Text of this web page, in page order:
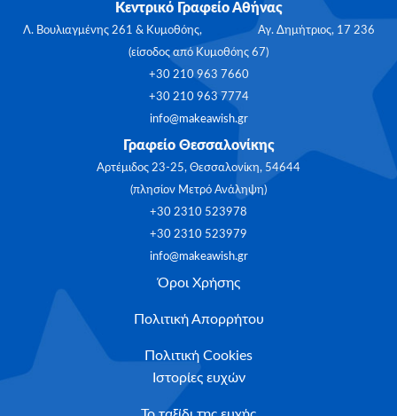
Κεντρικό Γραφείο Αθήνας
Λ. Βουλιαγμένης 261 & Κυμοθόης, Αγ. Δημήτριος, 17 236
(είσοδος από Κυμοθόης 67)
+30 210 963 7660
+30 210 963 7774
info@makeawish.gr
Γραφείο Θεσσαλονίκης
Αρτέμιδος 23-25, Θεσσαλονίκη, 54644
(πλησίον Μετρό Ανάληψη)
+30 2310 523978
+30 2310 523979
info@makeawish.gr
Όροι Χρήσης
Πολιτική Απορρήτου
Πολιτική Cookies
Ιστορίες ευχών